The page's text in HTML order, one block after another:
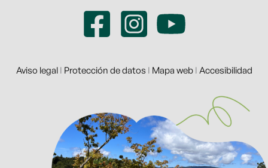
Aviso legal I Protección de datos I Mapa webI Accesibilidad